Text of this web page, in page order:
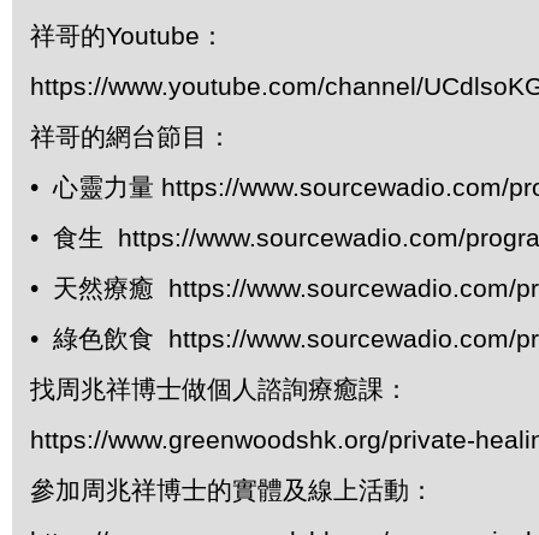
祥哥的Youtube：
https://www.youtube.com/channel/
祥哥的網台節目：
• 心靈力量 https://www.sourcewadio.com/
• 食生 https://www.sourcewadio.com/
• 天然療癒 https://www.sourcewadio.com/
• 綠色飲食 https://www.sourcewadio.com/
找周兆祥博士做個人諮詢療癒課：
https://www.greenwoodshk.org/private-
參加周兆祥博士的實體及線上活動：